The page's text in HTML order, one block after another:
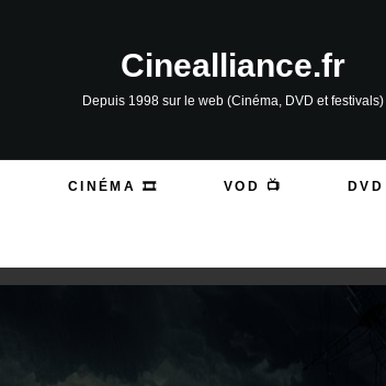
Cinealliance.fr
Depuis 1998 sur le web (Cinéma, DVD et festivals)
CINÉMA 🎞️ VOD 📺